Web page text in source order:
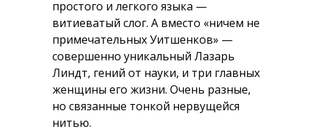
простого и легкого языка —
витиеватый слог. А вместо «ничем не
примечательных Уитшенков» —
совершенно уникальный Лазарь
Линдт, гений от науки, и три главных
женщины его жизни. Очень разные,
но связанные тонкой нервущейся
нитью.